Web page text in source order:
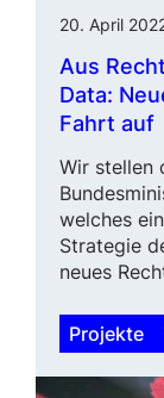
20. April
Aus
Data:
Fahrt auf
Wir stellen
welches
Strategie
neues
Projekte